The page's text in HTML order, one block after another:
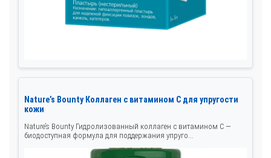
Nature’s Bounty Коллаген с витамином C для упругости
кожи
Nature’s Bounty Гидролизованный коллаген с витамином C —
биодоступная формула для поддержания упруго...